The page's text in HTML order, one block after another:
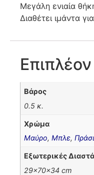
Μεγάλη ενιαία
Διαθέτει ιμάντα
Βάρος
0.5 κ.
Χρώμα
Μαύρο,Μπλε,
Εξωτερικές
29x70x34 cm